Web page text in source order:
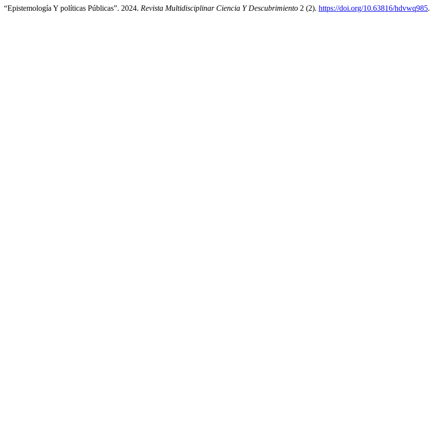
“Epistemología Y políticas Públicas”. 2024. Revista Multidisciplinar Ciencia Y Descubrimiento 2 (2). https://doi.org/10.63816/hdvwq985.